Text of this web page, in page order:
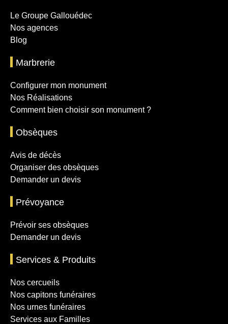
Le Groupe Gallouédec
Nos agences
Blog
Marbrerie
Configurer mon monument
Nos Réalisations
Comment bien choisir son monument ?
Obsèques
Avis de décès
Organiser des obsèques
Demander un devis
Prévoyance
Prévoir ses obsèques
Demander un devis
Services & Produits
Nos cercueils
Nos capitons funéraires
Nos urnes funéraires
Services aux Familles